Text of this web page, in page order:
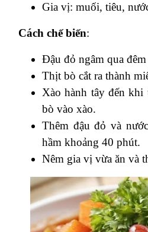
Gia vị: muối, tiêu,
Cách chế biến:
Đậu đỏ ngâm qua đêm
Thịt bò cắt ra thành
Xào hành tây đến khi
bò vào xào.
Thêm đậu đỏ và
hầm khoảng 40 phút.
Nêm gia vị vừa ăn và